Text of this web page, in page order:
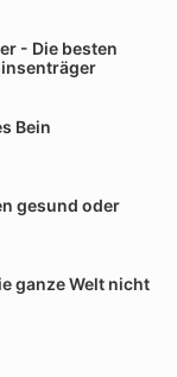
- Die besten
Bein
gesund oder
ganze Welt nicht